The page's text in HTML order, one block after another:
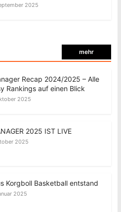
2025
mehr
Recap 2024/2025 – Alle
Rankings auf einen Blick
2025
2025 IST LIVE
2025
Korgboll Basketball entstand
2025